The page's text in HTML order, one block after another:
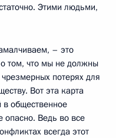
Этими людьми,
– это
том, что мы не должны
чрезмерных потерях для
Вот эта карта
в общественное
опасно. Ведь во все
всегда этот